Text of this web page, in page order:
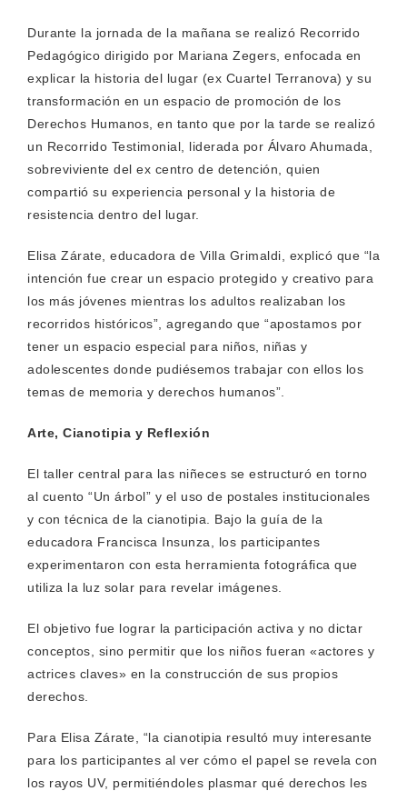
Durante la jornada de la mañana se realizó Recorrido
Pedagógico dirigido por Mariana Zegers, enfocada en
explicar la historia del lugar (ex Cuartel Terranova) y su
transformación en un espacio de promoción de los
Derechos Humanos, en tanto que por la tarde se realizó
un Recorrido Testimonial, liderada por Álvaro Ahumada,
sobreviviente del ex centro de detención, quien
compartió su experiencia personal y la historia de
resistencia dentro del lugar.
Elisa Zárate, educadora de Villa Grimaldi, explicó que “la
intención fue crear un espacio protegido y creativo para
los más jóvenes mientras los adultos realizaban los
recorridos históricos”, agregando que “apostamos por
tener un espacio especial para niños, niñas y
adolescentes donde pudiésemos trabajar con ellos los
temas de memoria y derechos humanos”.
Arte, Cianotipia y Reflexión
El taller central para las niñeces se estructuró en torno
al cuento “Un árbol” y el uso de postales institucionales
y con técnica de la cianotipia. Bajo la guía de la
educadora Francisca Insunza, los participantes
experimentaron con esta herramienta fotográfica que
utiliza la luz solar para revelar imágenes.
El objetivo fue lograr la participación activa y no dictar
conceptos, sino permitir que los niños fueran «actores y
actrices claves» en la construcción de sus propios
derechos.
Para Elisa Zárate, “la cianotipia resultó muy interesante
para los participantes al ver cómo el papel se revela con
los rayos UV, permitiéndoles plasmar qué derechos les